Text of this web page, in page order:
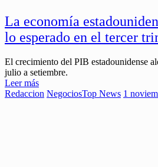
La economía
lo esperado en el tercer
El crecimiento del PIB estadounidense
julio a setiembre.
Leer más
Redaccion NegociosTop News 1